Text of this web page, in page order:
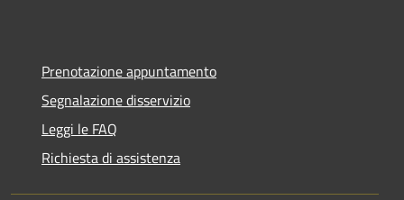
Prenotazione appuntamento
Segnalazione disservizio
Leggi le FAQ
Richiesta di assistenza